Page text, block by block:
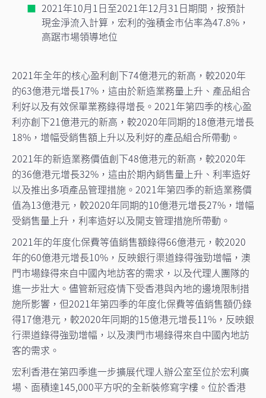
2021年10月1日至2021年12月31日期間，按預計
現金淨流入計算，宏利的強積金市佔率為47.8%，
高踞市場領導地位
2021年全年的核心盈利創下74億港元的新高，較2020年
的63億港元增長17%，這由於新造業務量上升、產品組合
利好以及有效保單業務錄得增長。2021年第四季的核心盈
利亦創下21億港元的新高，較2020年同期的18億港元增長
18%，增幅受銷售額上升以及利好的產品組合所帶動。
2021年的新造業務價值創下48億港元的新高，較2020年
的36億港元增長32%，這由於期內銷售量上升、利率造好
以及推出多項產品管理措施。2021年第四季的新造業務價
值為13億港元，較2020年同期的10億港元增長27%，增幅
受銷售量上升，利率造好以及開支管理措施所帶動。
2021年的年度化保費等值銷售額錄得66億港元，較2020
年的60億港元增長10%，反映銀行渠道錄得強勁增幅，澳
門市場錄得來自中國內地訪客的需求，以及代理人團隊的
進一步壯大。儘管新冠疫情下受香港與內地的邊境限制措
施所影響，但2021年第四季的年度化保費等值銷售額仍錄
得17億港元，較2020年同期的15億港元增長11%，反映銀
行渠道錄得強勁增幅，以及澳門市場錄得來自中國內地訪
客的需求。
宏利香港在第四季進一步擴展代理人辦公室至位於宏利廣
場、面積達145,000平方呎的全新裝修寫字樓。位於香港